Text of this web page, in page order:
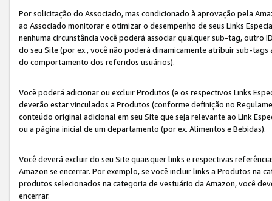
Por solicitação do Associado, mas condicionado à aprovação pela
ao Associado monitorar e otimizar o desempenho de seus Links
nenhuma circunstância você poderá associar qualquer sub-tag,
do seu Site (por ex., você não poderá dinamicamente atribuir sub-
do comportamento dos referidos usuários).
Você poderá adicionar ou excluir Produtos (e os respectivos Links
deverão estar vinculados a Produtos (conforme definição no
conteúdo original adicional em seu Site que seja relevante ao Link
ou a página inicial de um departamento (por ex. Alimentos e Bebidas).
Você deverá excluir do seu Site quaisquer links e respectivas
Amazon se encerrar. Por exemplo, se você incluir links a Produtos na
produtos selecionados na categoria de vestuário da Amazon, você
encerrar.